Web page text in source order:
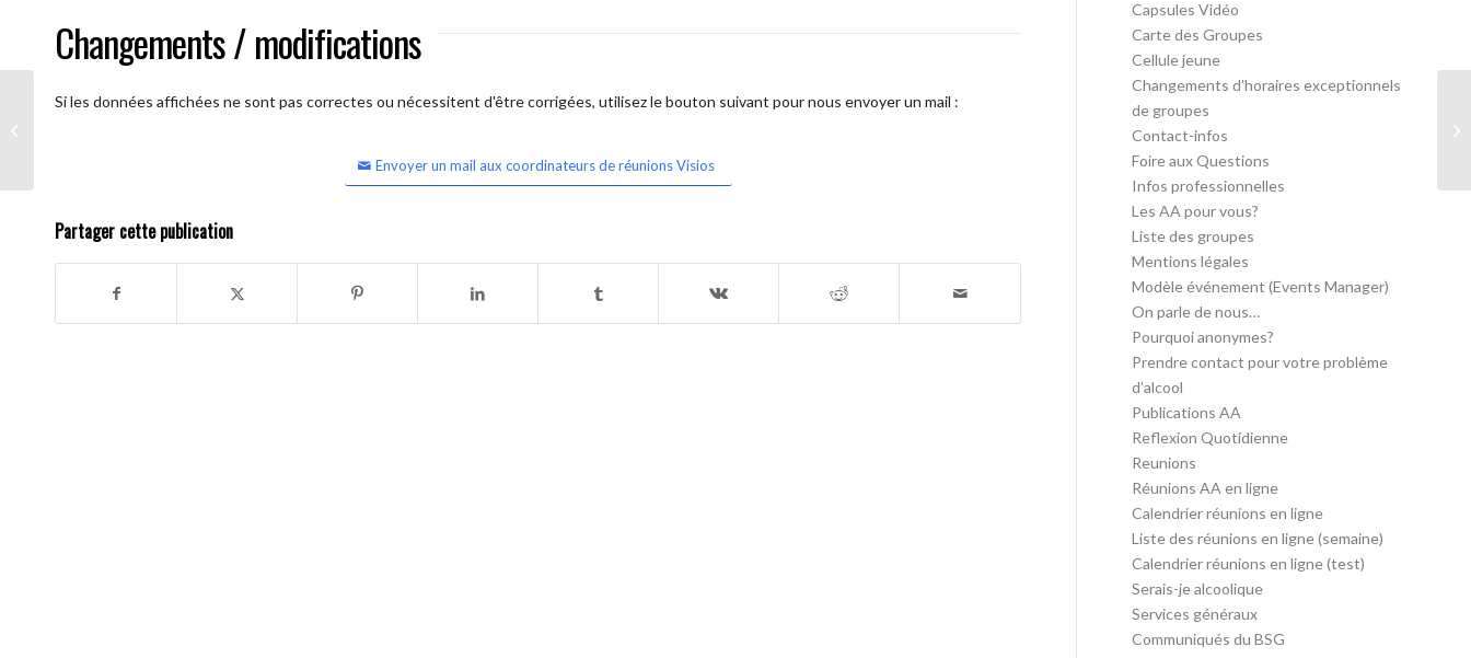
Changements / modifications
Si les données affichées ne sont pas correctes ou nécessitent d'être corrigées, utilisez le bouton suivant pour nous envoyer un mail :
Envoyer un mail aux coordinateurs de réunions Visios
Partager cette publication
Capsules Vidéo
Carte des Groupes
Cellule jeune
Changements d’horaires exceptionnels
de groupes
Contact-infos
Foire aux Questions
Infos professionnelles
Les AA pour vous?
Liste des groupes
Mentions légales
Modèle événement (Events Manager)
On parle de nous…
Pourquoi anonymes?
Prendre contact pour votre problème
d’alcool
Publications AA
Reflexion Quotidienne
Reunions
Réunions AA en ligne
Calendrier réunions en ligne
Liste des réunions en ligne (semaine)
Calendrier réunions en ligne (test)
Serais-je alcoolique
Services généraux
Communiqués du BSG